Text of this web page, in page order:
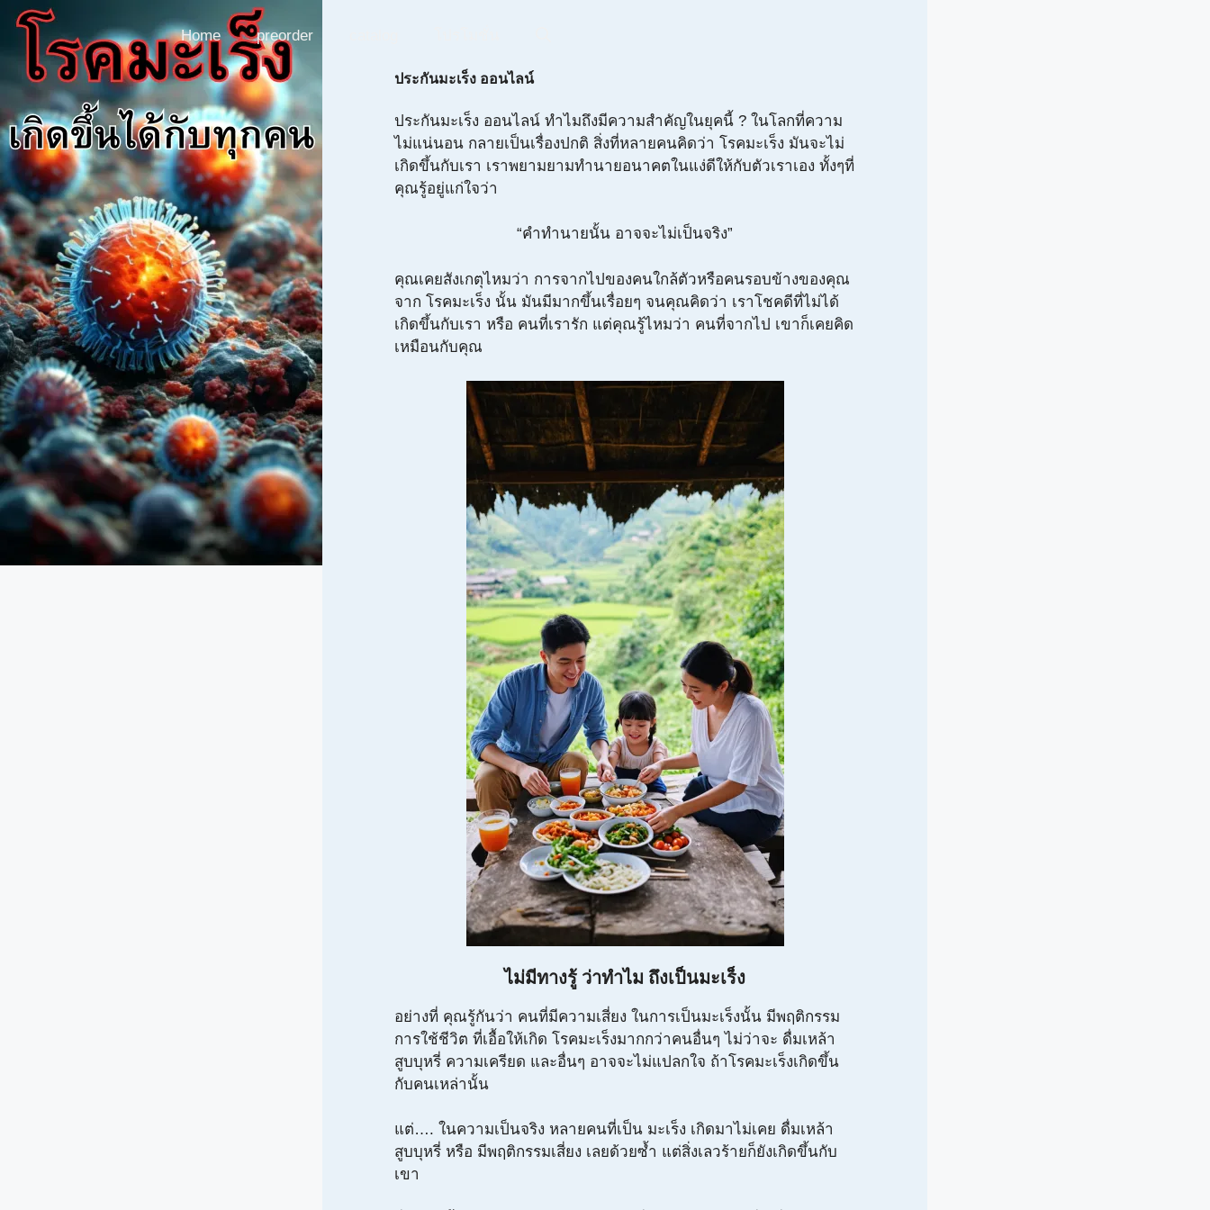
Skip
content
Home preorder
ประกันมะเร็ง ออนไลน์
ประกันมะเร็ง ออนไลน์ ทำไมถึงมีความสำคัญในยุคนี้ ? ในโลกที่ความ
ไม่แน่นอน กลายเป็นเรื่องปกติ สิ่งที่หลายคนคิดว่า โรคมะเร็ง มันจะไม่
เกิดขึ้นกับเรา เราพยามยามทำนายอนาคตในแง่ดีให้กับตัวเราเอง ทั้งๆที่
คุณรู้อยู่แก่ใจว่า
“คำทำนายนั้น อาจจะไม่เป็นจริง”
คุณเคยสังเกตุไหมว่า การจากไปของคนใกล้ตัวหรือคนรอบข้างของคุณ
จาก โรคมะเร็ง นั้น มันมีมากขึ้นเรื่อยๆ จนคุณคิดว่า เราโชคดีที่ไม่ได้
เกิดขึ้นกับเรา หรือ คนที่เรารัก แต่คุณรู้ไหมว่า คนที่จากไป เขาก็เคยคิด
เหมือนกับคุณ
ไม่มีทางรู้ ว่าทำไม ถึงเป็นมะเร็ง
อย่างที่ คุณรู้กันว่า คนที่มีความเสี่ยง ในการเป็นมะเร็งนั้น มีพฤติกรรม
การใช้ชีวิต ที่เอื้อให้เกิด โรคมะเร็งมากกว่าคนอื่นๆ ไม่ว่าจะ ดื่มเหล้า
สูบบุหรี่ ความเครียด และอื่นๆ อาจจะไม่แปลกใจ ถ้าโรคมะเร็งเกิดขึ้น
กับคนเหล่านั้น
แต่…. ในความเป็นจริง หลายคนที่เป็น มะเร็ง เกิดมาไม่เคย ดื่มเหล้า
สูบบุหรี่ หรือ มีพฤติกรรมเสี่ยง เลยด้วยซ้ำ แต่สิ่งเลวร้ายก็ยังเกิดขึ้นกับ
เขา